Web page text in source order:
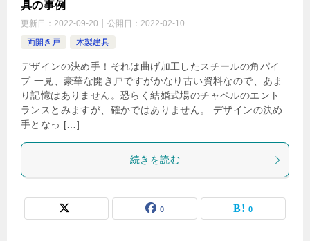
具の事例
更新日： 2022-09-20 公開日： 2022-02-10
両開き戸
木製建具
デザインの決め手！それは曲げ加工したスチールの角パイ
プ 一見、豪華な開き戸ですがかなり古い資料なので、あま
り記憶はありません。恐らく結婚式場のチャペルのエント
ランスとみますが、確かではありません。 デザインの決め
手となっ […]
続きを読む
0 0